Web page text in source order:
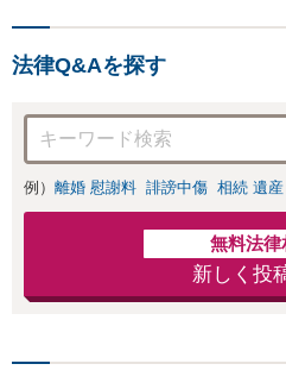
法律Q&Aを探す
例） 離婚 慰謝料 誹謗中傷 相続 遺産
無料法律
新しく投